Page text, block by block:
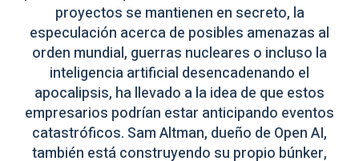
proyectos se mantienen en secreto, la
especulación acerca de posibles amenazas al
orden mundial, guerras nucleares o incluso la
inteligencia artificial desencadenando el
apocalipsis, ha llevado a la idea de que estos
empresarios podrían estar anticipando eventos
catastróficos. Sam Altman, dueño de Open AI,
también está construyendo su propio búnker,